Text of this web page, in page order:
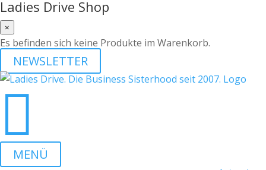
Ladies Drive Shop
×
Es befinden sich keine Produkte im Warenkorb.
NEWSLETTER

MENÜ